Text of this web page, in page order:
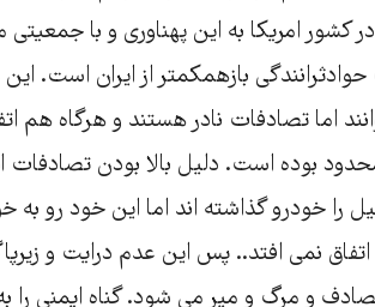
حوادثرانندگی بازهمکمتر از ایران است.
اما تصادفات نادر هستند و هرگاه هم
بوده است. دلیل بالا بودن
را خودرو گذاشته اند اما این خود رو به
نمی افتد.. پس این عدم درایت و
و مرگ و میر می شود. گناه ایمنی را به